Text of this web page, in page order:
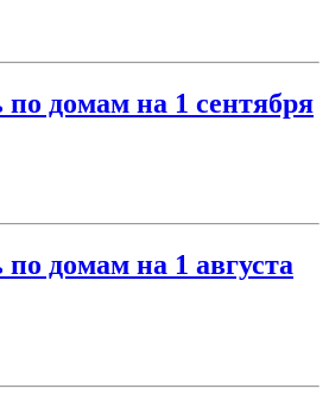
по домам на 1 сентября
домам на 1 августа